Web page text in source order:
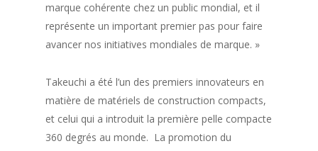
marque cohérente chez un public mondial, et il
représente un important premier pas pour faire
avancer nos initiatives mondiales de marque. »
Takeuchi a été l’un des premiers innovateurs en
matière de matériels de construction compacts,
et celui qui a introduit la première pelle compacte
360 degrés au monde. La promotion du